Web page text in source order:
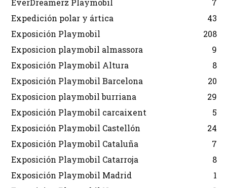
EverDreamerz Playmobil
7
Expedición polar y ártica
43
Exposición Playmobil
208
Exposicion playmobil almassora
9
Exposición Playmobil Altura
8
Exposición Playmobil Barcelona
20
Exposicion playmobil burriana
29
Exposición Playmobil carcaixent
5
Exposición Playmobil Castellón
24
Exposición Playmobil Cataluña
7
Exposición Playmobil Catarroja
8
Exposición Playmobil Madrid
1